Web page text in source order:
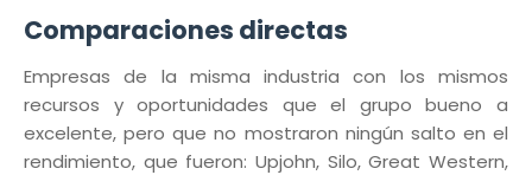
Comparaciones directas
Empresas de la misma industria con los mismos
recursos y oportunidades que el grupo bueno a
excelente, pero que no mostraron ningún salto en el
rendimiento, que fueron: Upjohn, Silo, Great Western,